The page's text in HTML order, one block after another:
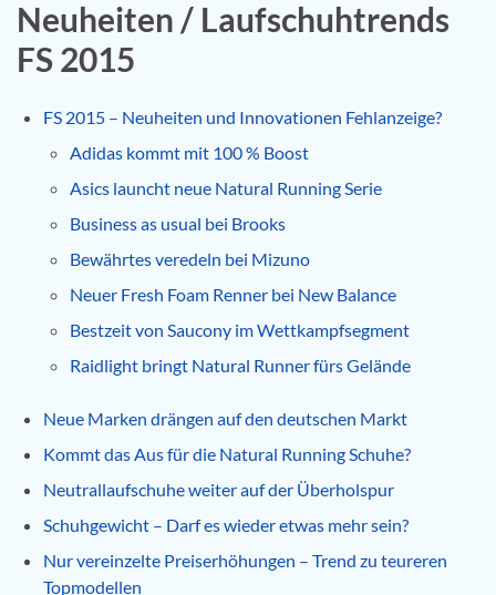
Neuheiten / Laufschuhtrends
FS 2015
FS 2015 – Neuheiten und Innovationen Fehlanzeige?
Adidas kommt mit 100 % Boost
Asics launcht neue Natural Running Serie
Business as usual bei Brooks
Bewährtes veredeln bei Mizuno
Neuer Fresh Foam Renner bei New Balance
Bestzeit von Saucony im Wettkampfsegment
Raidlight bringt Natural Runner fürs Gelände
Neue Marken drängen auf den deutschen Markt
Kommt das Aus für die Natural Running Schuhe?
Neutrallaufschuhe weiter auf der Überholspur
Schuhgewicht – Darf es wieder etwas mehr sein?
Nur vereinzelte Preiserhöhungen – Trend zu teureren
Topmodellen